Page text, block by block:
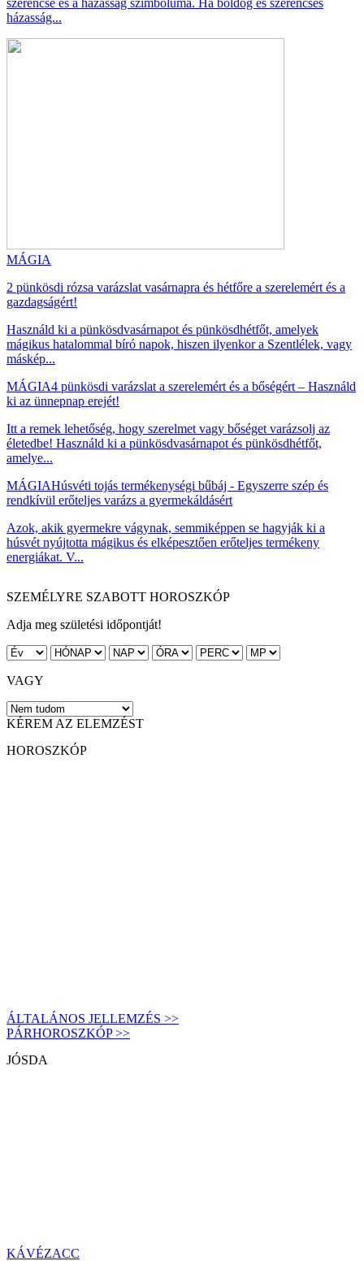
házasság...
MÁGIA
2 pünkösdi rózsa varázslat vasárnapra és hétfőre a szerelemért és a
gazdagságért!
Használd ki a pünkösdvasárnapot és pünkösdhétfőt, amelyek
mágikus hatalommal bíró napok, hiszen ilyenkor a Szentlélek, vagy
máskép...
MÁGIA4 pünkösdi varázslat a szerelemért és a bőségért – Használd
ki az ünnepnap erejét!
Itt a remek lehetőség, hogy szerelmet vagy bőséget varázsolj az
életedbe! Használd ki a pünkösdvasárnapot és pünkösdhétfőt,
amelye...
MÁGIAHúsvéti tojás termékenységi bűbáj - Egyszerre szép és
rendkívül erőteljes varázs a gyermekáldásért
Azok, akik gyermekre vágynak, semmiképpen se hagyják ki a
húsvét nyújtotta mágikus és elképesztően erőteljes termékeny
energiákat. V...
SZEMÉLYRE SZABOTT HOROSZKÓP
Adja meg születési időpontját!
VAGY
KÉREM AZ ELEMZÉST
HOROSZKÓP
ÁLTALÁNOS JELLEMZÉS >>
PÁRHOROSZKÓP >>
JÓSDA
KÁVÉZACC